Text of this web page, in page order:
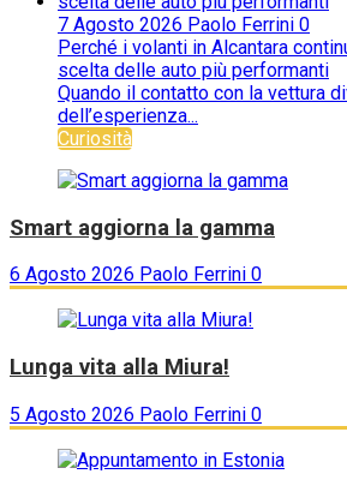
7 Agosto 2026 Paolo Ferrini 0
Perché i volanti in Alcantara
scelta delle auto più performanti
Quando il contatto con la vettura
dell’esperienza...
Curiosità
Smart aggiorna la gamma
6 Agosto 2026 Paolo Ferrini 0
Lunga vita alla Miura!
5 Agosto 2026 Paolo Ferrini 0